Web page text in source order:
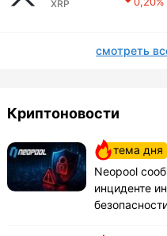
XRP
смотреть
Криптоновости
тема дня
Neopool
инциденте